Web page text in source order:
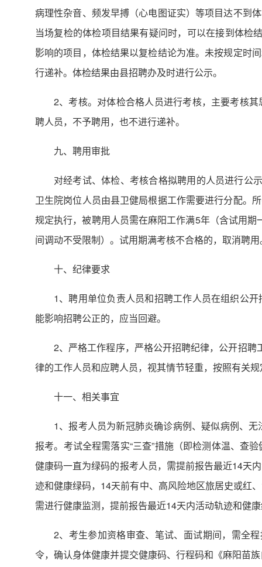
病理性杂音、频发早搏（心电图证实）等项目达不到
当场复检的体检项目结果有疑问时，可以在接到体检
影响的项目，体检结果以复检结论为准。未按规定时
行递补。体检结果由县招聘办及时进行公示。
2、考核。对体检合格人员进行考核，主要考核
聘人员，不予聘用，也不进行递补。
九、聘用审批
对经考试、体检、考核合格拟聘用的人员进行公
卫生院岗位人员由县卫健局根据工作需要进行分配。
规定执行，被聘用人员需在麻阳工作满5年（含试用
间调动不受限制）。试用期满考核不合格的，取消聘
十、纪律要求
1、聘用单位负责人员和招聘工作人员在组织公
能影响招聘公正的，应当回避。
2、严格工作程序，严格公开招聘纪律，公开招
律的工作人员和应聘人员，视其情节轻重，按照有关
十一、相关事宜
1、报考人员为新冠肺炎确诊病例、疑似病例、
报考。考试全程需落实“三查”措施（即检测体温、查
健康码一直为绿码的报考人员，需提前报告最近14天
迹和健康绿码，14天前有中、高风险地区旅居史或红
需进行健康监测，提前报告最近14天内活动轨迹和健
2、考生参加资格审查、笔试、面试期间，需全
令，确认身体健康并提交健康码、行程码和《麻阳苗